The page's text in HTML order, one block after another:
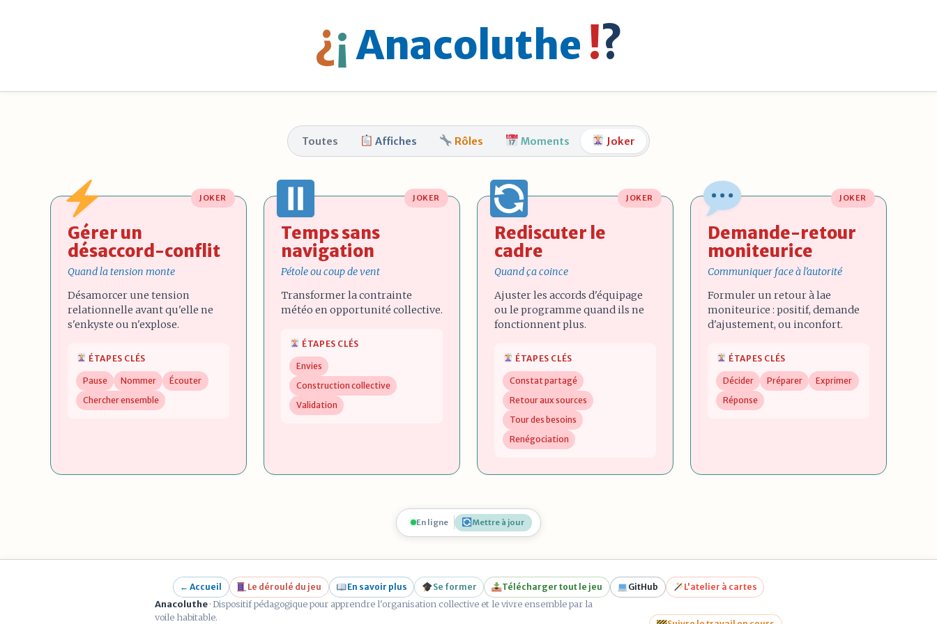
¿¡Anacoluthe !?
Toutes Affiches Rôles Moments Joker
JOKER
Gérer un
désaccord-conflit
Quand la tension monte
Désamorcer une tension
relationnelle avant qu'elle ne
s'enkyste ou n'explose.
ÉTAPES CLÉS
Pause Nommer
Écouter
Chercher ensemble
JOKER
Temps sans
navigation
Pétole ou coup de vent
Transformer la contrainte
météo en opportunité collective.
ÉTAPES CLÉS
Envies
Construction collective
Validation
JOKER
Rediscuter le
cadre
Quand ça coince
Ajuster les accords d'équipage
ou le programme quand ils ne
fonctionnent plus.
ÉTAPES CLÉS
Constat partagé
Retour aux sources
Tour des besoins
Renégociation
JOKER
Demande-retour
moniteurice
Communiquer face à l'autorité
Formuler un retour à lae
moniteurice : positif, demande
d'ajustement, ou inconfort.
ÉTAPES CLÉS
Décider Préparer
Exprimer
Réponse
En ligne Mettre à jour
← Accueil Le déroulé du jeu En savoir plus Se former Télécharger tout le jeu GitHub L'atelier à cartes
Anacoluthe· Dispositif pédagogique pour apprendre l'organisation collective et le vivre ensemble par la
voile habitable.